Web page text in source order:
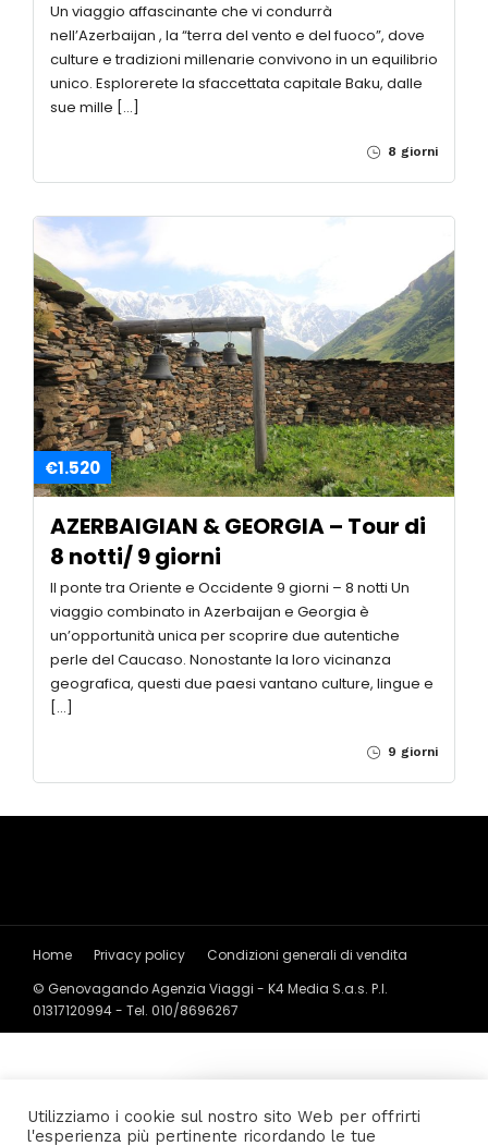
14 UsersOnline
Un viaggio affascinante che vi condurrà
nell’Azerbaijan , la “terra del vento e del fuoco”, dove
culture e tradizioni millenarie convivono in un equilibrio
unico. Esplorerete la sfaccettata capitale Baku, dalle
sue mille […]
8 giorni
€1.520
AZERBAIGIAN & GEORGIA – Tour di
8 notti/ 9 giorni
Il ponte tra Oriente e Occidente 9 giorni – 8 notti Un
viaggio combinato in Azerbaijan e Georgia è
un’opportunità unica per scoprire due autentiche
perle del Caucaso. Nonostante la loro vicinanza
geografica, questi due paesi vantano culture, lingue e
[…]
9 giorni
Home Privacy policy
Condizioni generali di vendita
© Genovagando Agenzia Viaggi - K4 Media S.a.s. P.I.
01317120994 - Tel. 010/8696267
Utilizziamo i cookie sul nostro sito Web per offrirti
l'esperienza più pertinente ricordando le tue